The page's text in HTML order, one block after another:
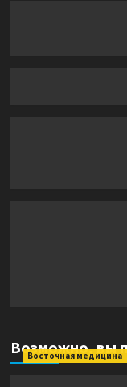
Возможно, вы
Восточная медицина